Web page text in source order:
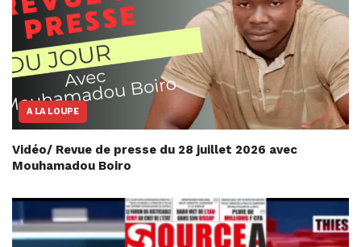
A LA LOUPE
Vidéo/ Revue de presse du 28 juillet 2026 avec
Mouhamadou Boiro